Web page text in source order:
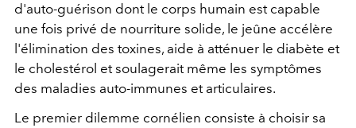
d'auto-guérison dont le corps humain est capable
une fois privé de nourriture solide, le jeûne accélère
l'élimination des toxines, aide à atténuer le diabète et
le cholestérol et soulagerait même les symptômes
des maladies auto-immunes et articulaires.
Le premier dilemme cornélien consiste à choisir sa